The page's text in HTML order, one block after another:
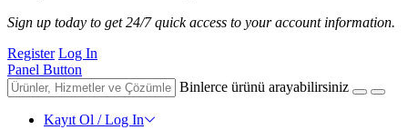
Sign up today to get 24/7 quick access to your account information.
Register Log In
Panel Button
Binlerce ürünü arayabilirsiniz
Kayıt Ol / Log In